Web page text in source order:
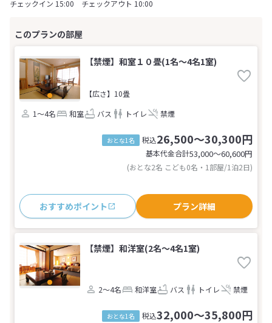
チェックイン 15:00 チェックアウト 10:00
【禁煙】和室１０畳(1名～4名1室)
【広さ】10畳
1～4名
和室 バス トイレ 禁煙
おとな1名 税込26,500～30,300円
基本代金合計53,000〜60,600円
(おとな2名 こども0名・1部屋/1泊2日)
おすすめポイント プラン詳細
【禁煙】和洋室(2名～4名1室)
2～4名 和洋室 バス トイレ 禁煙
おとな1名 税込32,000～35,800円